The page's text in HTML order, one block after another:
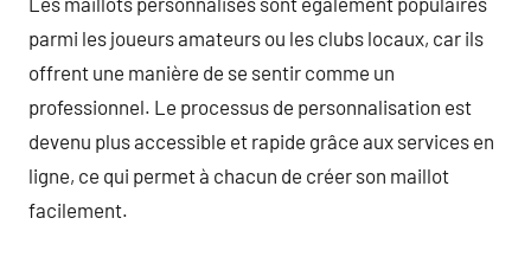
parmi les joueurs amateurs ou les clubs locaux, car ils
offrent une manière de se sentir comme un
professionnel. Le processus de personnalisation est
devenu plus accessible et rapide grâce aux services en
ligne, ce qui permet à chacun de créer son maillot
facilement.